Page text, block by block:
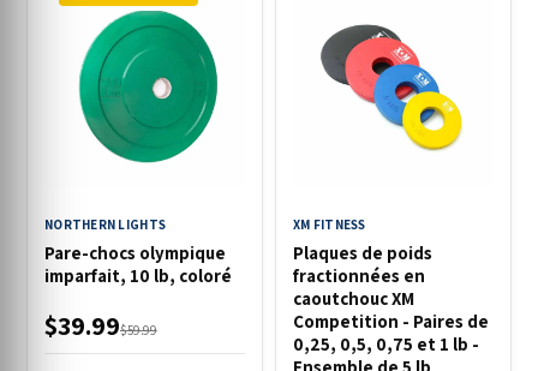
NORTHERN LIGHTS
Pare-chocs olympique
imparfait, 10 lb, coloré
$59.99
$39.99
XM FITNESS
Plaques de poids
fractionnées en
caoutchouc XM
Competition - Paires de
0,25, 0,5, 0,75 et 1 lb -